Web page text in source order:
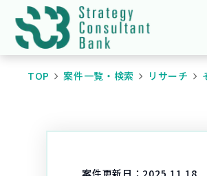
TOP 案件一覧・検索 リサーチ
案件更新日： 2025.11.18